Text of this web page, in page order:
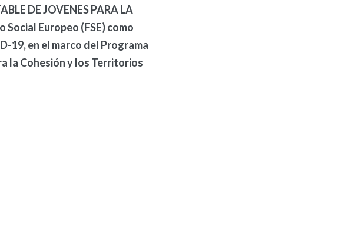
DE JOVENES PARA LA
Social Europeo (FSE) como
19, en el marco del Programa
la Cohesión y los Territorios